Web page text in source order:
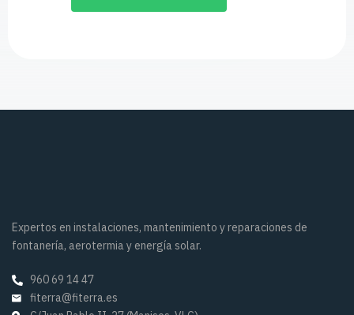
Expertos en instalaciones, mantenimiento y reparaciones de
fontanería, aerotermia y energía solar.
960 69 14 47
fiterra@fiterra.es